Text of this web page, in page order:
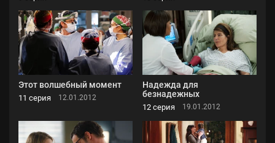
Этот волшебный момент
11 серия 12.01.2012
Надежда для
безнадежных
12 серия 19.01.2012